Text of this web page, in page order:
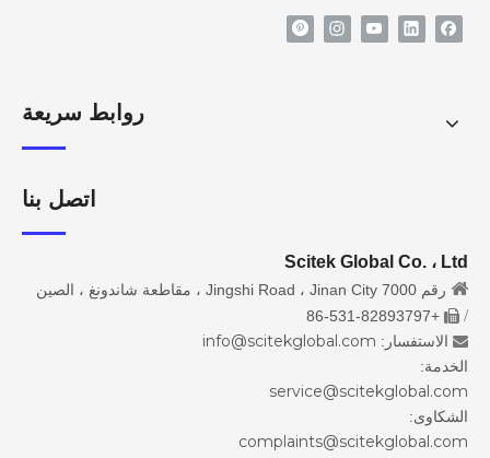
روابط سريعة
اتصل بنا
Scitek Global Co. ، Ltd
 رقم 7000 Jingshi Road ، Jinan City ، مقاطعة شاندونغ ، الصين
/

+86-531-82893797
 الاستفسار: info@scitekglobal.com
الخدمة:
service@scitekglobal.com
الشكاوى:
complaints@scitekglobal.com